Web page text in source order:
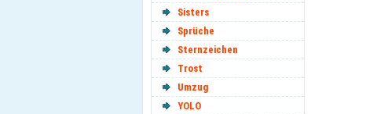
Sisters
Sprüche
Sternzeichen
Trost
Umzug
YOLO